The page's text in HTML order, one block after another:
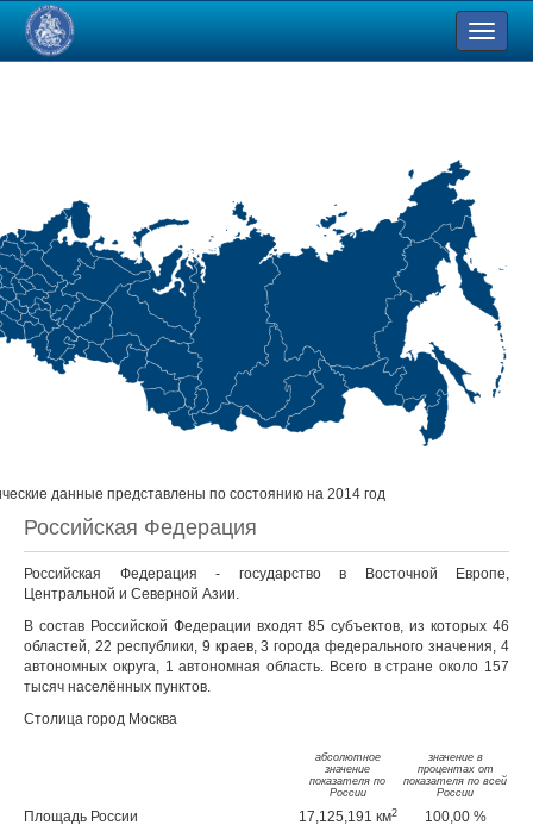
данные представлены по состоянию на 2014 год
Российская Федерация
Российская Федерация - государство в Восточной Европе,
Центральной и Северной Азии.
В состав Российской Федерации входят 85 субъектов, из которых 46
областей, 22 республики, 9 краев, 3 города федерального значения, 4
автономных округа, 1 автономная область. Всего в стране около 157
тысяч населённых пунктов.
Столица город Москва
абсолютное
значение
показателя по
России
значение в
процентах от
показателя по всей
России
Площадь России 17,125,191 км2 100,00%